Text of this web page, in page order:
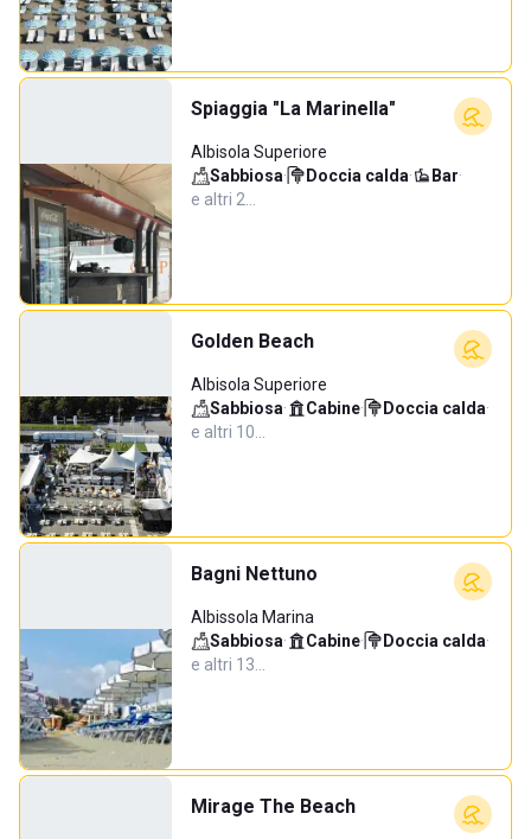
Spiaggia "La Marinella"
Albisola Superiore
Sabbiosa· Doccia calda· Bar·
e altri 2…
Golden Beach
Albisola Superiore
Sabbiosa· Cabine· Doccia calda·
e altri 10…
Bagni Nettuno
Albissola Marina
Sabbiosa· Cabine· Doccia calda·
e altri 13…
Mirage The Beach